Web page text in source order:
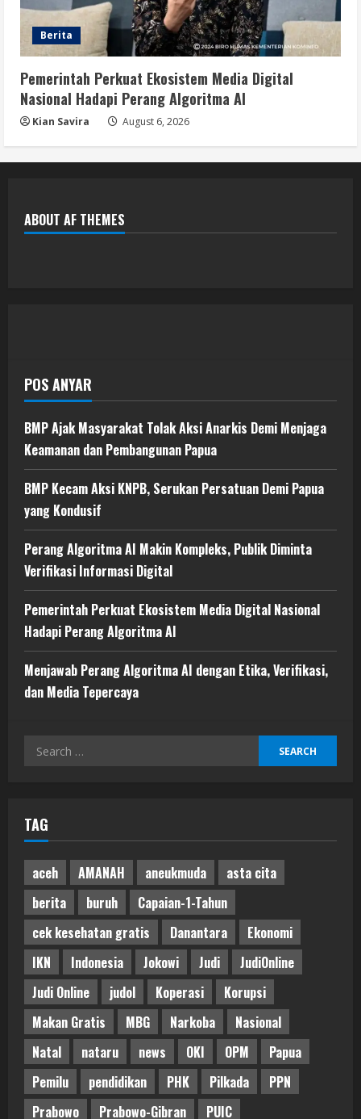
Berita
Pemerintah Perkuat Ekosistem Media Digital
Nasional Hadapi Perang Algoritma AI
Kian Savira August 6, 2026
ABOUT AF THEMES
POS ANYAR
BMP Ajak Masyarakat Tolak Aksi Anarkis Demi Menjaga
Keamanan dan Pembangunan Papua
BMP Kecam Aksi KNPB, Serukan Persatuan Demi Papua
yang Kondusif
Perang Algoritma AI Makin Kompleks, Publik Diminta
Verifikasi Informasi Digital
Pemerintah Perkuat Ekosistem Media Digital Nasional
Hadapi Perang Algoritma AI
Menjawab Perang Algoritma AI dengan Etika, Verifikasi,
dan Media Tepercaya
Search
TAG
aceh AMANAH aneukmuda
asta cita
berita
buruh
Capaian-1-Tahun
cek kesehatan gratis
Danantara
Ekonomi
IKN
Indonesia Jokowi Judi
JudiOnline
Judi Online
judol Koperasi
Korupsi
Makan Gratis
MBG Narkoba
Nasional
Natal
nataru news OKI OPM
Papua
Pemilu
pendidikan PHK Pilkada
PPN
Prabowo
Prabowo-Gibran PUIC